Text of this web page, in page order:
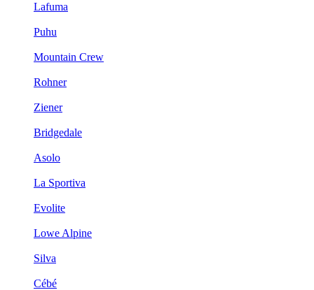
Lafuma
Puhu
Mountain Crew
Rohner
Ziener
Bridgedale
Asolo
La Sportiva
Evolite
Lowe Alpine
Silva
Cébé